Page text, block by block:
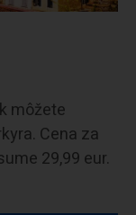
môžete
Cena za
29,99 eur.